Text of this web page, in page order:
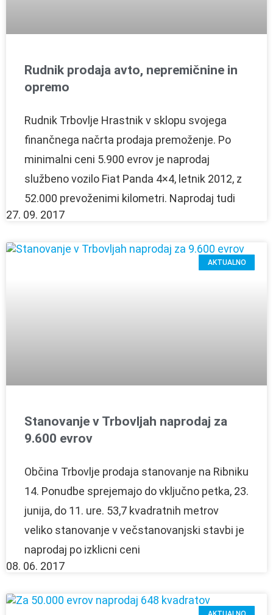
Rudnik prodaja avto, nepremičnine in
opremo
Rudnik Trbovlje Hrastnik v sklopu svojega
finančnega načrta prodaja premoženje. Po
minimalni ceni 5.900 evrov je naprodaj
službeno vozilo Fiat Panda 4×4, letnik 2012, z
52.000 prevoženimi kilometri. Naprodaj tudi
27. 09. 2017
AKTUALNO
Stanovanje v Trbovljah naprodaj za
9.600 evrov
Občina Trbovlje prodaja stanovanje na Ribniku
14. Ponudbe sprejemajo do vključno petka, 23.
junija, do 11. ure. 53,7 kvadratnih metrov
veliko stanovanje v večstanovanjski stavbi je
naprodaj po izklicni ceni
08. 06. 2017